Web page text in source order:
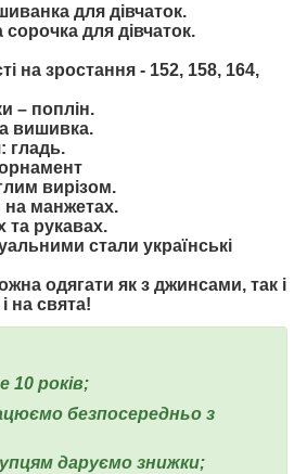
для дівчаток.
для дівчаток.
на зростання - 152, 158, 164,
– поплін.
вишивка.
гладь.
вирізом.
манжетах.
та рукавах.
стали українські
одягати як з джинсами, так і
на свята!
10 років;
безпосередньо з
даруємо знижки;